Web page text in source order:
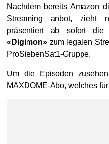
Nachdem bereits Amazon
Streaming anbot, zieht
präsentiert ab sofort die
«Digimon»zum legalen
ProSiebenSat1-Gruppe.
Um die Episoden
MAXDOME-Abo, welches für